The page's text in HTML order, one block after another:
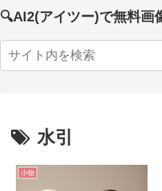
🔍AI2(アイツー)で無料画
水引
小物